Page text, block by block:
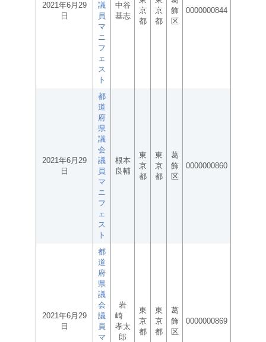
2021年6月29
日
議
員
マ
ニ
フ
ェ
ス
ト
中谷
基志
京
都
京
都
飾
区
0000000844
2021年6月29
日
都
道
府
県
議
会
議
員
マ
ニ
フ
ェ
ス
ト
根本
良輔
東
京
都
東
京
都
葛
飾
区
0000000860
2021年6月29
日
都
道
府
県
議
会
議
員
マ
岩
崎
孝太
郎
東
京
都
東
京
都
葛
飾
区
0000000869